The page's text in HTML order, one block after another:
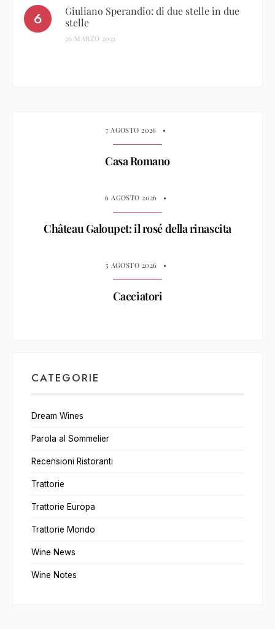
Giuliano Sperandio: di due stelle in due
stelle
26 MARZO 2021
7 AGOSTO 2026 •
Casa Romano
6 AGOSTO 2026 •
Château Galoupet: il rosé della rinascita
5 AGOSTO 2026 •
Cacciatori
CATEGORIE
Dream Wines
Parola al Sommelier
Recensioni Ristoranti
Trattorie
Trattorie Europa
Trattorie Mondo
Wine News
Wine Notes